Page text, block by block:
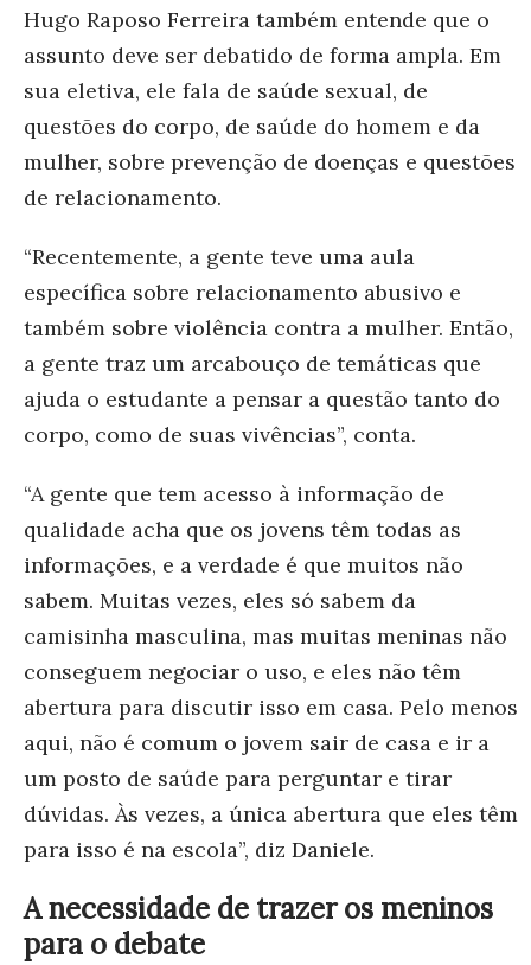
Hugo Raposo Ferreira também entende que o
assunto deve ser debatido de forma ampla. Em
sua eletiva, ele fala de saúde sexual, de
questões do corpo, de saúde do homem e da
mulher, sobre prevenção de doenças e questões
de relacionamento.
“Recentemente, a gente teve uma aula
específica sobre relacionamento abusivo e
também sobre violência contra a mulher. Então,
a gente traz um arcabouço de temáticas que
ajuda o estudante a pensar a questão tanto do
corpo, como de suas vivências”, conta.
“A gente que tem acesso à informação de
qualidade acha que os jovens têm todas as
informações, e a verdade é que muitos não
sabem. Muitas vezes, eles só sabem da
camisinha masculina, mas muitas meninas não
conseguem negociar o uso, e eles não têm
abertura para discutir isso em casa. Pelo menos
aqui, não é comum o jovem sair de casa e ir a
um posto de saúde para perguntar e tirar
dúvidas. Às vezes, a única abertura que eles têm
para isso é na escola”, diz Daniele.
A necessidade de trazer os meninos
para o debate